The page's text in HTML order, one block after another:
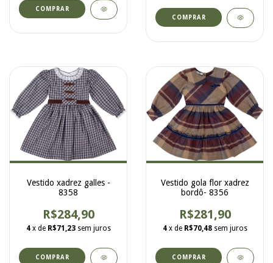
COMPRAR
COMPRAR
Vestido xadrez galles -
8358
R$284,90
4 x de R$71,23 sem juros
COMPRAR
Vestido gola flor xadrez
bordô- 8356
R$281,90
4 x de R$70,48 sem juros
COMPRAR